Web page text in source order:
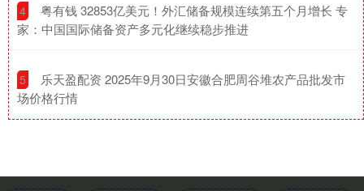
4
​粤有钱 32853亿美元！外汇储备规模连续第五个月增长 专
家：中国国际储备资产多元化继续稳步推进
5
​乐天盈配资 2025年9月30日安徽合肥周谷堆农产品批发市
场价格行情